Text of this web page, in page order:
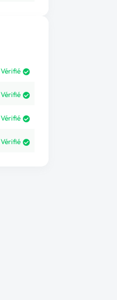
Vérifié
Vérifié
Vérifié
Vérifié